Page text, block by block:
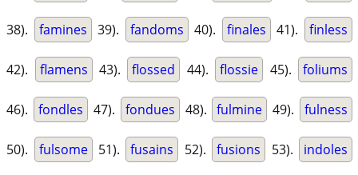
38). famines 39). fandoms 40). finales 41). finless
42). flamens 43). flossed 44). flossie 45). foliums
46). fondles 47). fondues 48). fulmine 49). fulness
50). fulsome 51). fusains 52). fusions 53). indoles